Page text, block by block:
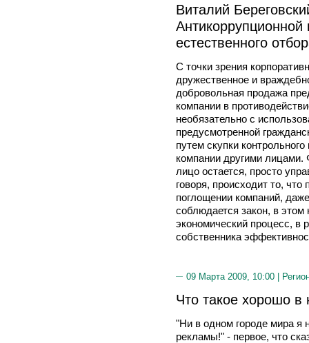
Виталий
естественного
С точки зрения
дружественное и
добровольная продажа
компании в
необязательно с
предусмотренной
путем скупки
компании другими лицами.
лицо остается, просто
говоря, происходит то,
поглощении компаний,
соблюдается закон, в этом
экономический процесс, в
собственника
09 Марта 2009, 10:00 |
Что такое хорошо в
"Ни в одном городе мира я
рекламы!" - первое, что